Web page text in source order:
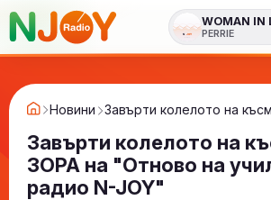
WOMAN IN
PERRIE
Новини Завърти колелото на
Завърти колелото на
ЗОРА на "Отново на
радио N-JOY"